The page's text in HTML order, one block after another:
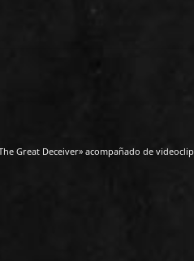
Great Deceiver» acompañado de videoclip